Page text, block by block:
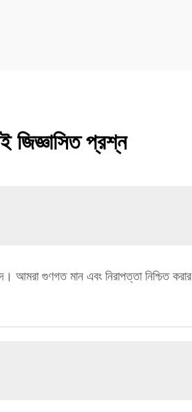
জিজ্ঞাসিত প্রশ্ন
আমরা গুণগত মান এবং নিরাপত্তা নিশ্চিত করার